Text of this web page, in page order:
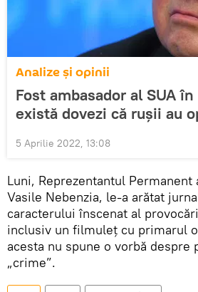
Analize și opinii
Fost ambasador al SUA în
există dovezi că rușii au
5 Aprilie 2022, 13:08
Luni, Reprezentantul Permanent
Vasile Nebenzia, le-a arătat
caracterului înscenat al
inclusiv un filmuleţ cu primarul
acesta nu spune o vorbă despre
„crime”.